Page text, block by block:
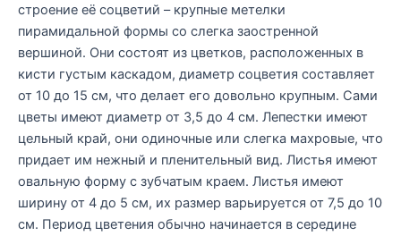
строение её соцветий – крупные метелки
пирамидальной формы со слегка заостренной
вершиной. Они состоят из цветков, расположенных в
кисти густым каскадом, диаметр соцветия составляет
от 10 до 15 см, что делает его довольно крупным. Сами
цветы имеют диаметр от 3,5 до 4 см. Лепестки имеют
цельный край, они одиночные или слегка махровые, что
придает им нежный и пленительный вид. Листья имеют
овальную форму с зубчатым краем. Листья имеют
ширину от 4 до 5 см, их размер варьируется от 7,5 до 10
см. Период цветения обычно начинается в середине